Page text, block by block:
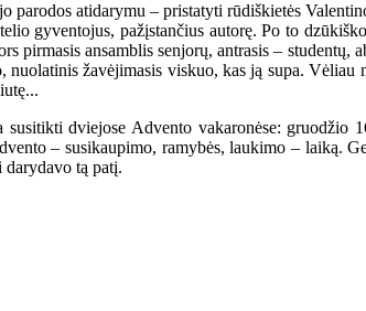
parodos atidarymu – pristatyti rūdiškietės
gyventojus, pažįstančius autorę. Po to
pirmasis ansamblis senjorų, antrasis –
žavėjimasis viskuo, kas ją supa.
dviejose Advento vakaronėse:
– susikaupimo, ramybės, laukimo – laiką.
tą patį.